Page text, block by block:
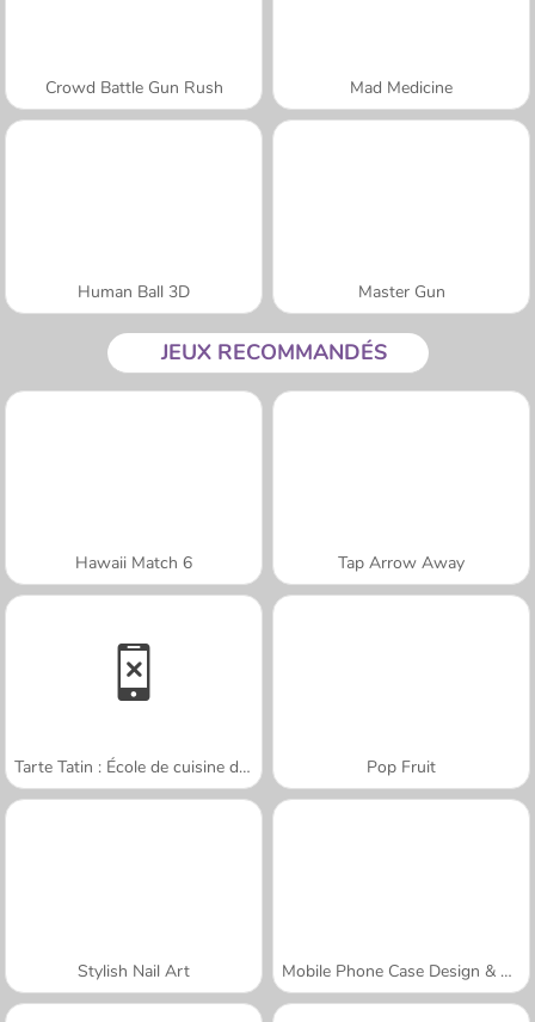
Crowd Battle Gun Rush Mad Medicine
Human Ball 3D Master Gun
JEUX RECOMMANDÉS
Hawaii Match 6 Tap Arrow Away
Tarte Tatin : École de cuisine de Sara Pop Fruit
Stylish Nail Art Mobile Phone Case Design & DIY